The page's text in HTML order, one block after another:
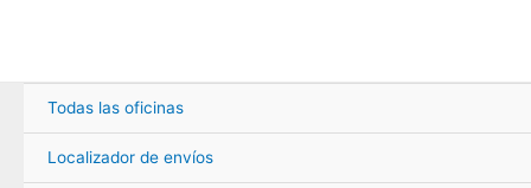
Todas las oficinas
Localizador de envíos